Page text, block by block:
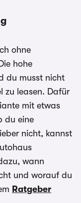
ohne
hohe
du musst nicht
zu leasen. Dafür
mit etwas
du eine
nicht, kannst
wann
und worauf du
Ratgeber